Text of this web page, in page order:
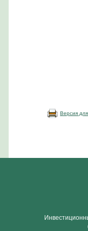
Версия